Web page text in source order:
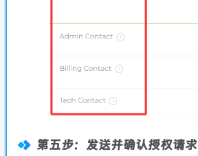
第五步：发送并确认授权请求